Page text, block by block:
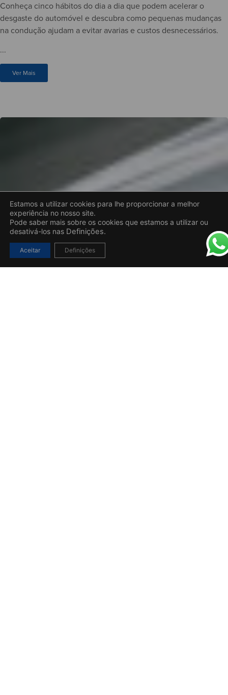
Conheça cinco hábitos do dia a dia que podem acelerar o
desgaste do automóvel e descubra como pequenas mudanças
na condução ajudam a evitar avarias e custos desnecessários.
...
Ver Mais
Estamos a utilizar cookies para lhe proporcionar a melhor
experiência no nosso site.
Pode saber mais sobre os cookies que estamos a utilizar ou
desativá-los nas Definições.
Aceitar Definições